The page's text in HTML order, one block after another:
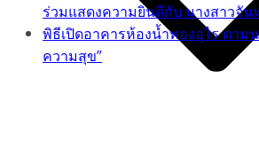
ร่วมแสดงความยินดีกับ นางสาวจัน
พิธีเปิดอาคารห้องน้ำทองอุไร ตาม
ความสุข”